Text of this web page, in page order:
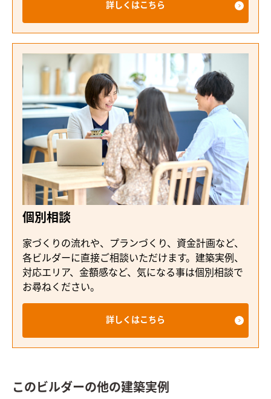
詳しくはこちら
個別相談
家づくりの流れや、プランづくり、資金計画など、
各ビルダーに直接ご相談いただけます。建築実例、
対応エリア、金額感など、気になる事は個別相談で
お尋ねください。
詳しくはこちら
このビルダーの他の建築実例